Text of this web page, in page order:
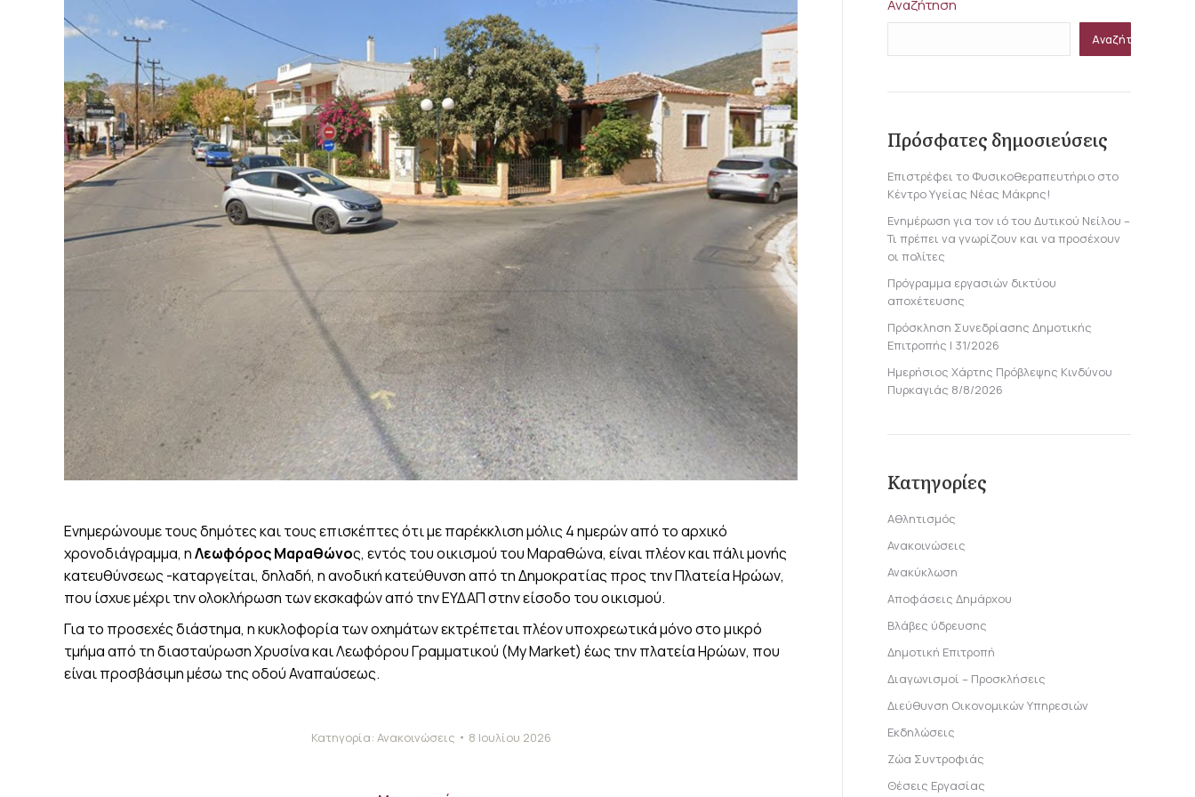
Ενημερώνουμε τους δημότες και τους επισκέπτες ότι με παρέκκλιση μόλις 4 ημερών από το αρχικό
χρονοδιάγραμμα, ηΛεωφόρος Μαραθώνος, εντός του οικισμού του Μαραθώνα, είναι πλέον και πάλι μονής
κατευθύνσεως -καταργείται, δηλαδή, η ανοδική κατεύθυνση από τη Δημοκρατίας προς την Πλατεία Ηρώων,
που ίσχυε μέχρι την ολοκλήρωση των εκσκαφών από την ΕΥΔΑΠ στην είσοδο του οικισμού.
Για το προσεχές διάστημα, η κυκλοφορία των οχημάτων εκτρέπεται πλέον υποχρεωτικά μόνο στο μικρό
τμήμα από τη διασταύρωση Χρυσίνα και Λεωφόρου Γραμματικού (My Market) έως την πλατεία Ηρώων, που
είναι προσβάσιμη μέσω της οδού Αναπαύσεως.
Κατηγορία: Ανακοινώσεις 8 Ιουλίου 2026
Αναζήτηση
Αναζήτηση
Πρόσφατες δημοσιεύσεις
Επιστρέφει το Φυσικοθεραπευτήριο στο
Κέντρο Υγείας Νέας Μάκρης!
Ενημέρωση για τον ιό του Δυτικού Νείλου –
Τι πρέπει να γνωρίζουν και να προσέχουν
οι πολίτες
Πρόγραμμα εργασιών δικτύου
αποχέτευσης
Πρόσκληση Συνεδρίασης Δημοτικής
Επιτροπής | 31/2026
Ημερήσιος Χάρτης Πρόβλεψης Κινδύνου
Πυρκαγιάς 8/8/2026
Κατηγορίες
Αθλητισμός
Ανακοινώσεις
Ανακύκλωση
Αποφάσεις Δημάρχου
Βλάβες ύδρευσης
Δημοτική Επιτροπή
Διαγωνισμοί – Προσκλήσεις
Διεύθυνση Οικονομικών Υπηρεσιών
Εκδηλώσεις
Ζώα Συντροφιάς
Θέσεις Εργασίας